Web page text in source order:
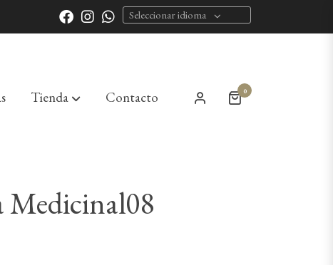
Seleccionar idioma
Tienda Contacto 0
Medicinal08